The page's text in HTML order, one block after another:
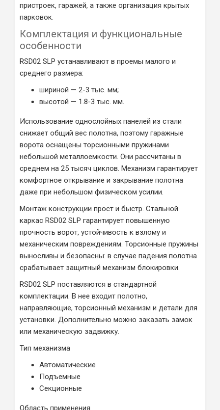
пристроек, гаражей, а также организация крытых
парковок.
Комплектация и функциональные
особенности
RSD02 SLP устанавливают в проемы малого и
среднего размера:
шириной — 2-3 тыс. мм;
высотой — 1.8-3 тыс. мм.
Использование однослойных панелей из стали
снижает общий вес полотна, поэтому гаражные
ворота оснащены торсионными пружинами
небольшой металлоемкости. Они рассчитаны в
среднем на 25 тысяч циклов. Механизм гарантирует
комфортное открывание и закрывание полотна
даже при небольшом физическом усилии.
Монтаж конструкции прост и быстр. Стальной
каркас RSD02 SLP гарантирует повышенную
прочность ворот, устойчивость к взлому и
механическим повреждениям. Торсионные пружины
выносливы и безопасны: в случае падения полотна
срабатывает защитный механизм блокировки.
RSD02 SLP поставляются в стандартной
комплектации. В нее входит полотно,
направляющие, торсионный механизм и детали для
установки. Дополнительно можно заказать замок
или механическую задвижку.
Тип механизма
Автоматические
Подъемные
Секционные
Область применения